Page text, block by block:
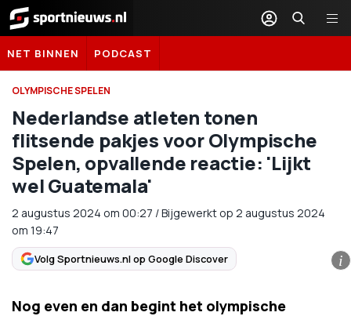
Sportnieuws.nl
NET BINNEN PODCAST
OLYMPISCHE SPELEN
Nederlandse atleten tonen
flitsende pakjes voor Olympische
Spelen, opvallende reactie: 'Lijkt
wel Guatemala'
2 augustus 2024 om 00:27 /Bijgewerkt op 2 augustus 2024
om 19:47
Volg Sportnieuws.nl op Google Discover i
Nog even en dan begint het olympische